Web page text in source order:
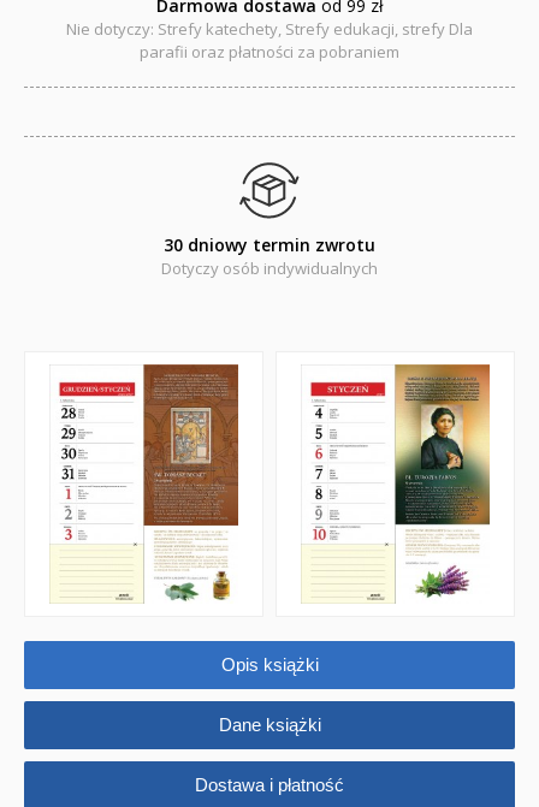
Pomoce dydaktyczne
QUIZY I ŁAMIGŁÓWKI NA WAKACJE -35%
WYPRZEDAŻ
RELIGIJNE
PORADNIKI
DLA DZIECI
Darmowa dostawa od 99 zł
Nie dotyczy: Strefy katechety, Strefy edukacji, strefy Dla
parafii oraz płatności za pobraniem
30 dniowy termin zwrotu
Dotyczy osób indywidualnych
Opis książki
Dane książki
Dostawa i płatność